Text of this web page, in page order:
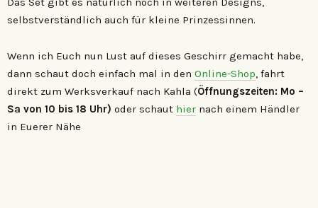
selbstverständlich auch für kleine Prinzessinnen.
Wenn ich Euch nun Lust auf dieses Geschirr gemacht habe,
dann schaut doch einfach mal in den Online-Shop , fahrt
direkt zum Werksverkauf nach Kahla (Öffnungszeiten: Mo –
Sa von 10 bis 18 Uhr) oder schaut hier nach einem Händler
in Euerer Nähe